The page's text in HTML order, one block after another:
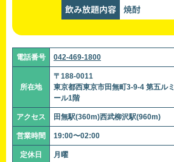
飲み放題内容 焼酎
電話番号 042-469-1800
所在地
〒188-0011
東京都西東京市田無町3-9-4 第五ル
ール1階
アクセス 田無駅(360m)西武柳沢駅(960m)
営業時間 19:00〜02:00
定休日 月曜